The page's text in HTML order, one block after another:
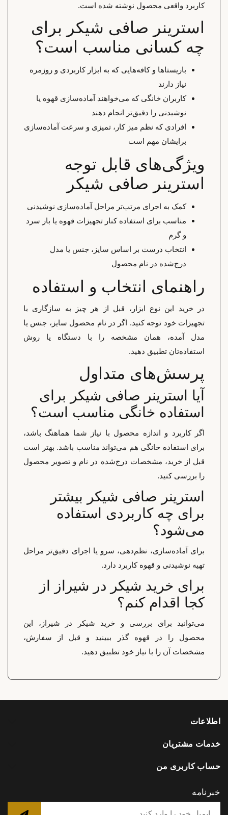
کاربرد واقعی محصول نوشته شده است.
استرینر صافی شیکر برای
چه کسانی مناسب است؟
باریستاها و کافه‌هایی که به ابزار کاربردی و روزمره
نیاز دارند
کاربران خانگی که می‌خواهند آماده‌سازی قهوه یا
نوشیدنی را دقیق‌تر انجام دهند
افرادی که نظم میز کار، تمیزی و سرعت آماده‌سازی
برایشان مهم است
ویژگی‌های قابل توجه
استرینر صافی شیکر
کمک به اجرای مرتب‌تر مراحل آماده‌سازی نوشیدنی
مناسب برای استفاده کنار تجهیزات قهوه یا بار سرد
و گرم
انتخاب درست بر اساس سایز، جنس یا مدل
درج‌شده در نام محصول
راهنمای انتخاب و استفاده
در خرید این نوع ابزار، قبل از هر چیز به سازگاری با
تجهیزات خود توجه کنید. اگر در نام محصول سایز، جنس یا
مدل آمده، همان مشخصه را با دستگاه یا روش
استفاده‌تان تطبیق دهید.
پرسش‌های متداول
آیا استرینر صافی شیکر برای
استفاده خانگی مناسب است؟
اگر کاربرد و اندازه محصول با نیاز شما هماهنگ باشد،
برای استفاده خانگی هم می‌تواند مناسب باشد. بهتر است
قبل از خرید، مشخصات درج‌شده در نام و تصویر محصول
را بررسی کنید.
استرینر صافی شیکر بیشتر
برای چه کاربردی استفاده
می‌شود؟
برای آماده‌سازی، نظم‌دهی، سرو یا اجرای دقیق‌تر مراحل
تهیه نوشیدنی و قهوه کاربرد دارد.
برای خرید شیکر در شیراز از
کجا اقدام کنم؟
می‌توانید برای بررسی و خرید شیکر در شیراز، این
محصول را در قهوه گذر ببینید و قبل از سفارش،
مشخصات آن را با نیاز خود تطبیق دهید.
اطلاعات
خدمات مشتریان
حساب کاربری من
خبرنامه